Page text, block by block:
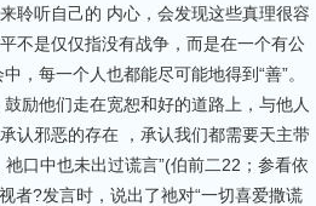
聆听自己的 内心，会发现这些真理很容
不是仅仅指没有战争，而是在一个有公
，每一个人也都能尽可能地得到“善”。
励他们走在宽恕和好的道路上，与他人
认邪恶的存在 ，承认我们都需要天主带
口中也未出过谎言”(伯前二22；参看依
者?发言时，说出了祂对“一切喜爱撒谎